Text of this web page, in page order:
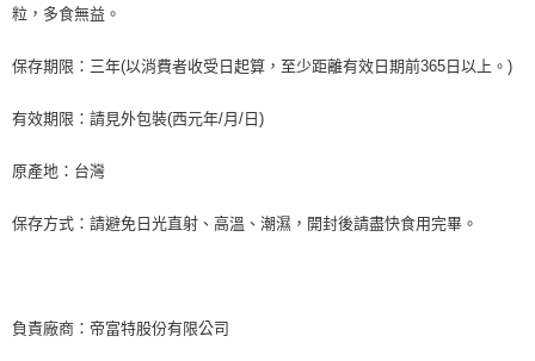
粒，多食無益。
保存期限：三年(以消費者收受日起算，至少距離有效日期前365日以上。)
有效期限：請見外包裝(西元年/月/日)
原產地：台灣
保存方式：請避免日光直射、高溫、潮濕，開封後請盡快食用完畢。
負責廠商：帝富特股份有限公司